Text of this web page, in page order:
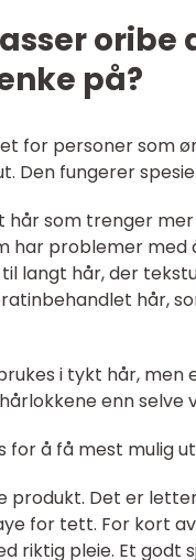
oribe
på?
for personer som
Den fungerer
hår som trenger
har problemer med
langt hår, der
hår,
i tykt hår,
enn selve
for å få mest mulig
produkt. Det er
for tett. For kort
riktig pleie. Et